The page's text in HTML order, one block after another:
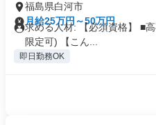
福島県白河市
月給25万円～50万円
求める人材: 【必須資格】 ■
限定可) 【こん...
即日勤務OK